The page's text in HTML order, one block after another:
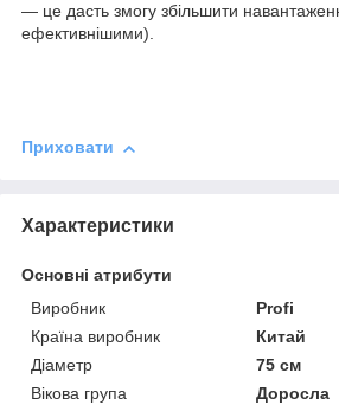
— це дасть змогу збільшити
ефективнішими).
Приховати
Характеристики
Основні атрибути
Виробник
Profi
Країна виробник
Китай
Діаметр
75 см
Вікова група
Доросла